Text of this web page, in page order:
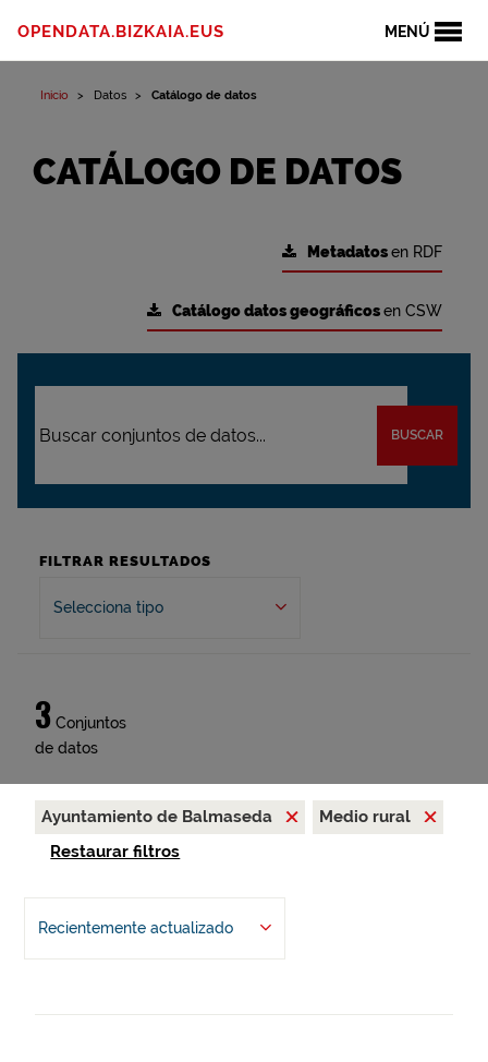
MENÚ
OPENDATA.BIZKAIA.EUS
Inicio Datos Catálogo de datos
CATÁLOGO DE DATOS
Metadatosen RDF
Catálogo datos geográficosen CSW
BUSCAR
FILTRAR RESULTADOS
Selecciona tipo
3 Conjuntos
de datos
Ayuntamiento de Balmaseda
Medio rural
Restaurar filtros
Recientemente actualizado